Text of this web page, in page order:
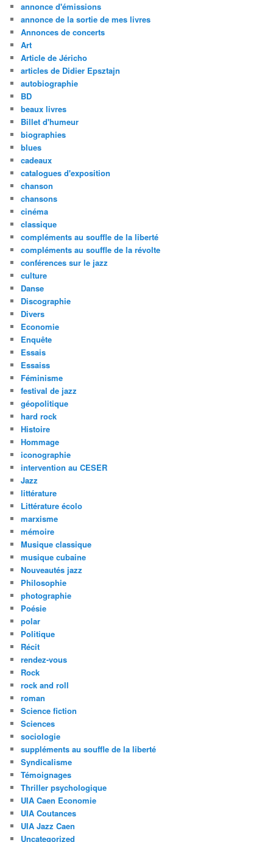
annonce d'émissions
annonce de la sortie de mes livres
Annonces de concerts
Art
Article de Jéricho
articles de Didier Epsztajn
autobiographie
BD
beaux livres
Billet d'humeur
biographies
blues
cadeaux
catalogues d'exposition
chanson
chansons
cinéma
classique
compléments au souffle de la liberté
compléments au souffle de la révolte
conférences sur le jazz
culture
Danse
Discographie
Divers
Economie
Enquête
Essais
Essaiss
Féminisme
festival de jazz
géopolitique
hard rock
Histoire
Hommage
iconographie
intervention au CESER
Jazz
littérature
Littérature écolo
marxisme
mémoire
Musique classique
musique cubaine
Nouveautés jazz
Philosophie
photographie
Poésie
polar
Politique
Récit
rendez-vous
Rock
rock and roll
roman
Science fiction
Sciences
sociologie
suppléments au souffle de la liberté
Syndicalisme
Témoignages
Thriller psychologique
UIA Caen Economie
UIA Coutances
UIA Jazz Caen
Uncategorized